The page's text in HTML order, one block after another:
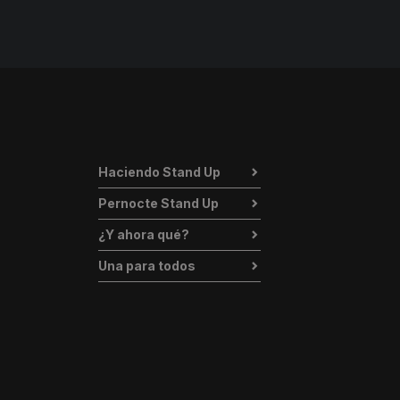
Haciendo Stand Up
Pernocte Stand Up
¿Y ahora qué?
Una para todos